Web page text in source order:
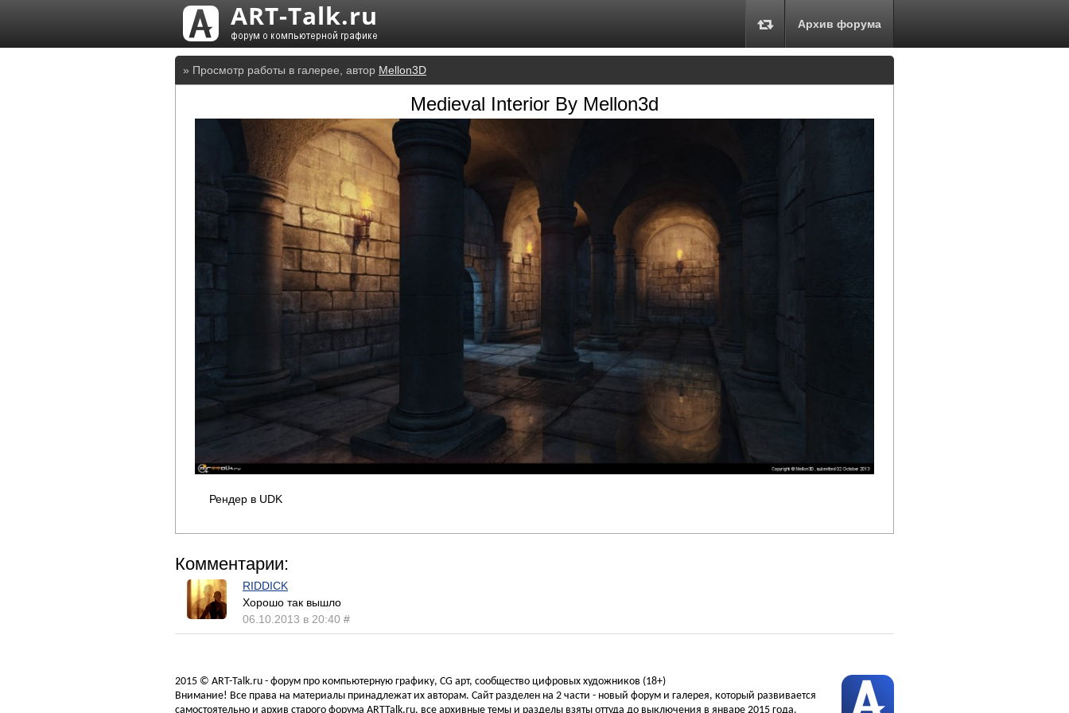
Архив форума
» Просмотр работы в галерее, автор Mellon3D
Medieval Interior By Mellon3d
Рендер в UDK
Комментарии:
RIDDICK
Хорошо так вышло
06.10.2013 в 20:40 #
2015 © ART-Talk.ru - форум про компьютерную графику, CG арт, сообщество цифровых художников (18+)
Внимание! Все права на материалы принадлежат их авторам. Сайт разделен на 2 части - новый форум и галерея, который развивается
самостоятельно и архив старого форума ARTTalk.ru, все архивные темы и разделы взяты оттуда до выключения в январе 2015 года.